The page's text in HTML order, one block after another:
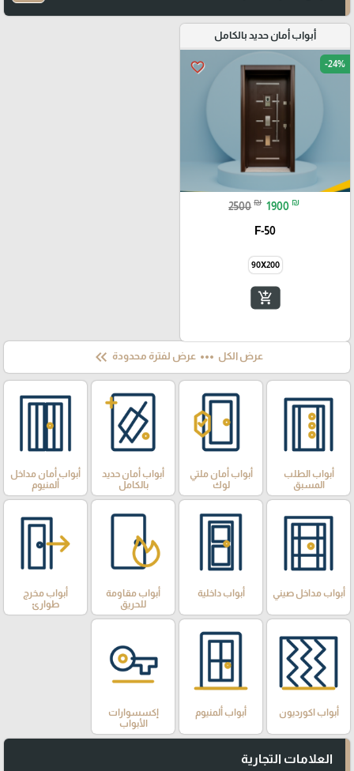
أبواب أمان حديد بالكامل
favorite_border -24%
2500 ₪ 1900 ₪
F-50
90X200
add_shopping_cart
عرض الكل more_horiz عرض لفترة محدودة keyboard_double_arrow_left
أبواب الطلب
المسبق
أبواب أمان ملتي
لوك
أبواب أمان حديد
بالكامل
أبواب أمان مداخل
ألمنيوم
أبواب مداخل صيني أبواب داخلية
أبواب مقاومة
للحريق
أبواب مخرج
طوارئ
أبواب اكورديون أبواب ألمنيوم
إكسسوارات
الأبواب
العلامات التجارية